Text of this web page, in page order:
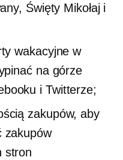
Święty Mikołaj i
wakacyjne w
na górze
i Twitterze;
zakupów, aby
zakupów
stron